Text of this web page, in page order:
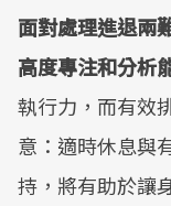
面對處理進退兩
高度專注和分析
執行力，而有效
意：適時休息與
持，將有助於讓